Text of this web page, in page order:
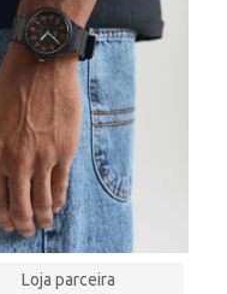
Loja parceira